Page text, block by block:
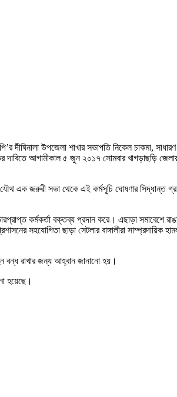
দীঘিনালা উপজেলা শাখার সভাপতি নিকেল চাকমা,
দাবিতে আগামীকাল ৫ জুন ২০১৭ সোমবার খাগড়াছড়ি
যৌথ এক জরুরী সভা থেকে এই কর্মসূচি ঘোষণার সিদ্ধান্ত
কর্মকর্তা বক্তব্য প্রদান করে। এছাড়া সমাবেশে
সহযোগিতা ছাড়া সেটলার বাঙ্গালীরা সাম্প্রদায়িক
বন্ধ রাখার জন্য আহ্বান জানানো হয়।
হয়েছে।